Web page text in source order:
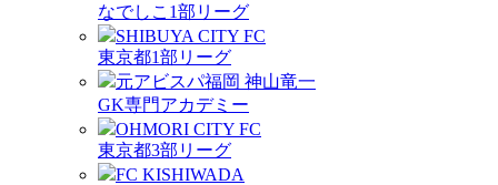
なでしこ1部リーグ
SHIBUYA CITY FC
東京都1部リーグ
元アビスパ福岡 神山竜一
GK専門アカデミー
OHMORI CITY FC
東京都3部リーグ
FC KISHIWADA